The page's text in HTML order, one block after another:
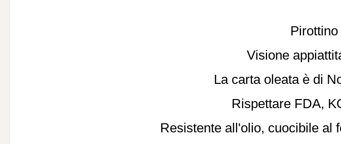
Visione
La carta oleata è di
Rispettare FDA,
Resistente all'olio, cuocibile al